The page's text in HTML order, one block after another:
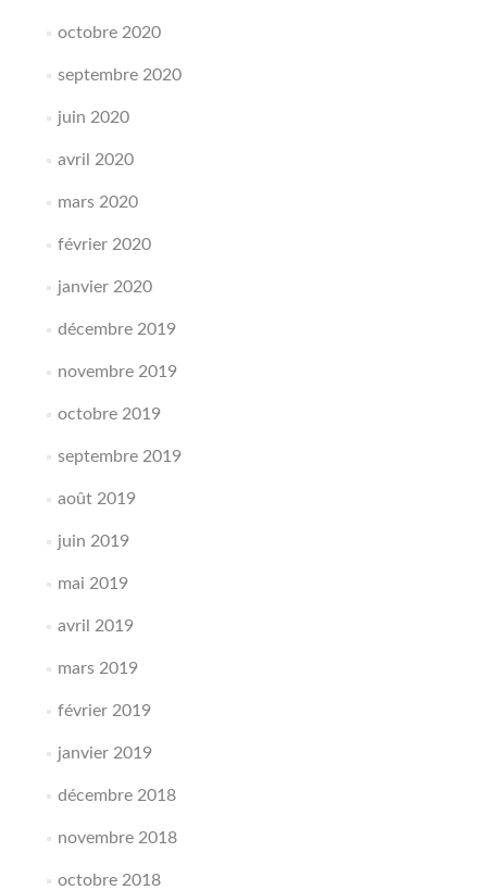
octobre 2020
septembre 2020
juin 2020
avril 2020
mars 2020
février 2020
janvier 2020
décembre 2019
novembre 2019
octobre 2019
septembre 2019
août 2019
juin 2019
mai 2019
avril 2019
mars 2019
février 2019
janvier 2019
décembre 2018
novembre 2018
octobre 2018